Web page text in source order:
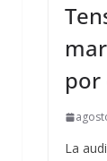
por
La